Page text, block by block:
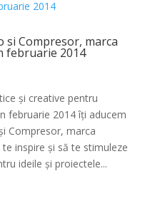
Compresor, marca
februarie 2014
și creative pentru
februarie 2014 îți aducem
Compresor, marca
inspire și să te stimuleze
ideile și proiectele...